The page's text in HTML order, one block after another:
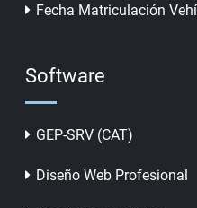
Fecha Matriculación
Software
GEP-SRV (CAT)
Diseño Web Profesional